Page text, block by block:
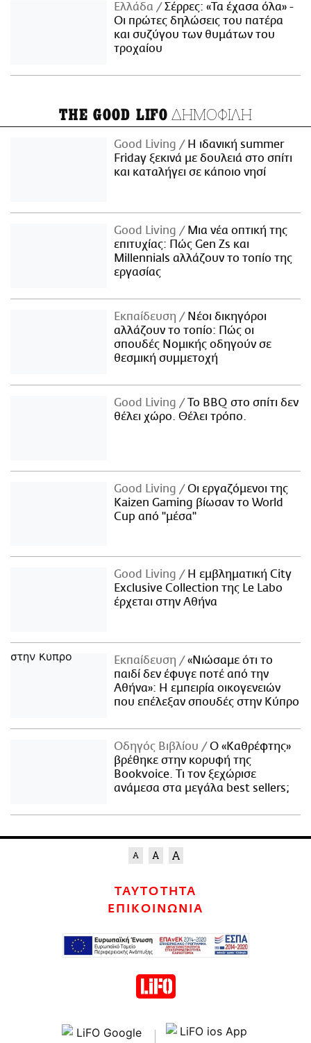
Ελλάδα
Σέρρες: «Τα έχασα όλα» -
Οι πρώτες δηλώσεις του πατέρα
και συζύγου των θυμάτων του
τροχαίου
THE GOOD LIFO ΔΗΜΟΦΙΛΗ
Good Living
Η ιδανική summer
Friday ξεκινά με δουλειά στο σπίτι
και καταλήγει σε κάποιο νησί
Good Living
Μια νέα οπτική της
επιτυχίας: Πώς Gen Zs και
Millennials αλλάζουν το τοπίο της
εργασίας
Εκπαίδευση
Νέοι δικηγόροι
αλλάζουν το τοπίο: Πώς οι
σπουδές Νομικής οδηγούν σε
θεσμική συμμετοχή
Good Living
Το BBQ στο σπίτι δεν
θέλει χώρο. Θέλει τρόπο.
Good Living
Οι εργαζόμενοι της
Kaizen Gaming βίωσαν το World
Cup από "μέσα"
Good Living
Η εμβληματική City
Exclusive Collection της Le Labo
έρχεται στην Αθήνα
Εκπαίδευση
«Νιώσαμε ότι το
παιδί δεν έφυγε ποτέ από την
Αθήνα»: Η εμπειρία οικογενειών
που επέλεξαν σπουδές στην Κύπρο
Οδηγός Βιβλίου
Ο «Καθρέφτης»
βρέθηκε στην κορυφή της
Bookvoice. Τι τον ξεχώρισε
ανάμεσα στα μεγάλα best sellers;
ΤΑΥΤΟΤΗΤΑ
ΕΠΙΚΟΙΝΩΝΙΑ